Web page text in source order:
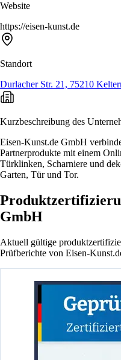
Website
https://eisen-kunst.de
Standort
Durlacher Str. 21, 75210
Kurzbeschreibung des
Eisen-Kunst.de GmbH
Partnerprodukte mit einem
Türklinken, Scharniere und
Garten, Tür und Tor.
GmbH
Aktuell gültige
Prüfberichte von Eisen-